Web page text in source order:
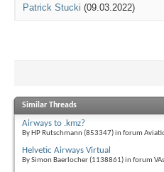
Patrick Stucki (09.03.2022)
Similar Threads
Airways to .kmz?
By HP Rutschmann (853347) in forum
Helvetic Airways Virtual
By Simon Baerlocher (1138861) in forum VAs